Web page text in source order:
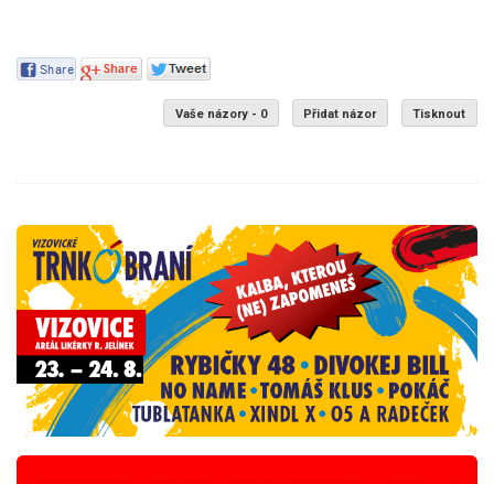
Vaše názory - 0 Přidat názor Tisknout